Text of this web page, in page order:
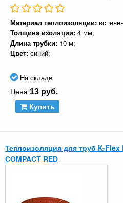
Материал теплоизоляции:
Толщина изоляции: 4 мм;
Длина трубки: 10 м;
Цвет: синий;
На складе
Цена:13 руб.
Купить
Теплоизоляция для труб K-
COMPACT RED